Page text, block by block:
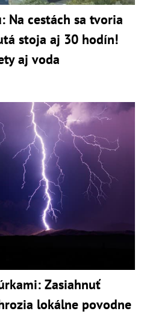
Na cestách sa tvoria
stoja aj 30 hodín!
aj voda
Zasiahnuť
lokálne povodne